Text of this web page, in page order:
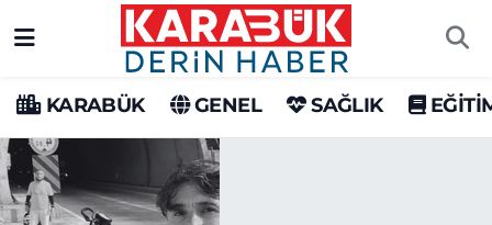
KARABÜK GENEL SAĞLIK
Karabük Hava Durumu
Karabük Trafik Yoğunluk Haritası